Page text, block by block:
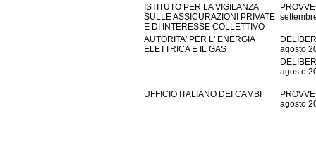
ISTITUTO PER LA VIGILANZA
SULLE ASSICURAZIONI PRIVATE
E DI INTERESSE COLLETTIVO
AUTORITA' PER L' ENERGIA
ELETTRICA E IL GAS
agosto
agosto
UFFICIO ITALIANO DEI CAMBI
agosto